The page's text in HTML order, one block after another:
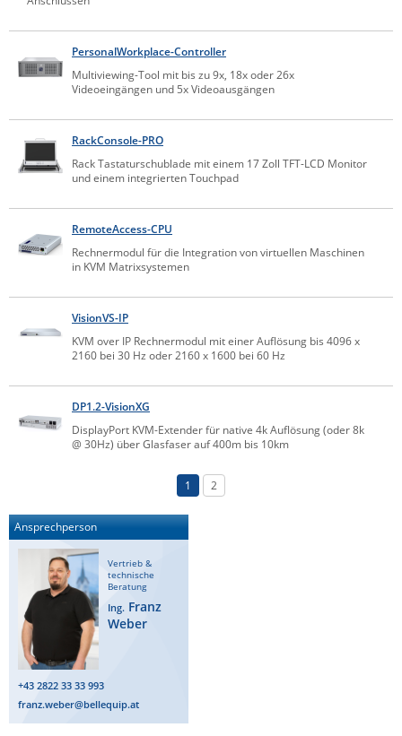
PersonalWorkplace-Controller
Multiviewing-Tool mit bis zu 9x, 18x oder 26x
Videoeingängen und 5x Videoausgängen
RackConsole-PRO
Rack Tastaturschublade mit einem 17 Zoll TFT-LCD Monitor
und einem integrierten Touchpad
RemoteAccess-CPU
Rechnermodul für die Integration von virtuellen Maschinen
in KVM Matrixsystemen
VisionVS-IP
KVM over IP Rechnermodul mit einer Auflösung bis 4096 x
2160 bei 30 Hz oder 2160 x 1600 bei 60 Hz
DP1.2-VisionXG
DisplayPort KVM-Extender für native 4k Auflösung (oder 8k
@ 30Hz) über Glasfaser auf 400m bis 10km
1 2
Ansprechperson
Vertrieb &
technische
Beratung
Ing. Franz
Weber
+43 2822 33 33 993
franz.weber@bellequip.at